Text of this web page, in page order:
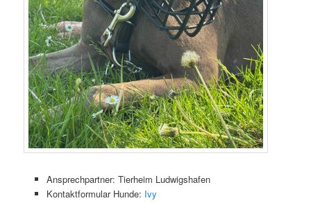
Ansprechpartner: Tierheim Ludwigshafen
Kontaktformular Hunde: Ivy